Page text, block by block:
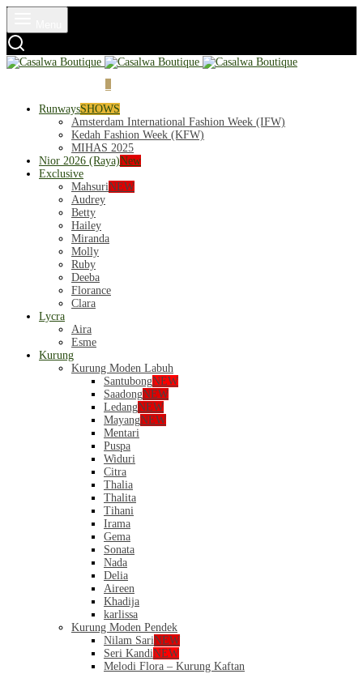
RunwaysSHOWS
Amsterdam International Fashion Week (IFW)
Kedah Fashion Week (KFW)
MIHAS 2025
Nior 2026 (Raya)New
Exclusive
MahsuriNEW
Audrey
Betty
Hailey
Miranda
Molly
Ruby
Deeba
Florance
Clara
Lycra
Aira
Esme
Kurung
Kurung Moden Labuh
SantubongNEW
SaadongNEW
LedangNEW
MayangNEW
Mentari
Puspa
Widuri
Citra
Thalia
Thalita
Tihani
Irama
Gema
Sonata
Nada
Delia
Aireen
Khadija
karlissa
Kurung Moden Pendek
Nilam SariNEW
Seri KandiNEW
Melodi Flora – Kurung Kaftan